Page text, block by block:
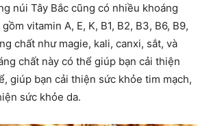
núi Tây Bắc cũng có nhiều khoáng
vitamin A, E, K, B1, B2, B3, B6, B9,
chất như magie, kali, canxi, sắt, và
chất này có thể giúp bạn cải thiện
giúp bạn cải thiện sức khỏe tim mạch,
sức khỏe da.